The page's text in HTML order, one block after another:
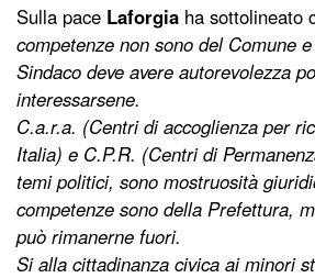
Sulla pace Laforgia ha sottolineato
competenze non sono del Comune
Sindaco deve avere autorevolezza
interessarsene.
C.a.r.a. (Centri di accoglienza per
Italia) e C.P.R. (Centri di
temi politici, sono mostruosità
competenze sono della Prefettura,
può rimanerne fuori.
Si alla cittadinanza civica ai minori